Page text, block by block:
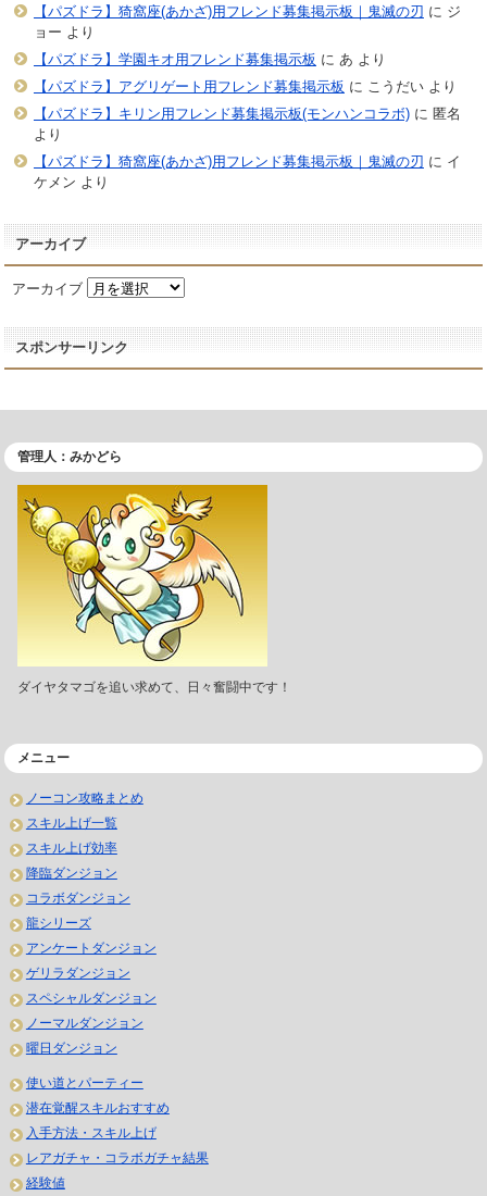
【パズドラ】猗窩座(あかざ)用フレンド募集掲示板｜鬼滅の刃 に ジ
ョー より
【パズドラ】学園キオ用フレンド募集掲示板 に あ より
【パズドラ】アグリゲート用フレンド募集掲示板 に こうだいより
【パズドラ】キリン用フレンド募集掲示板(モンハンコラボ)に 匿名
より
【パズドラ】猗窩座(あかざ)用フレンド募集掲示板｜鬼滅の刃 に イ
ケメン より
アーカイブ
アーカイブ
スポンサーリンク
管理人：みかどら
ダイヤタマゴを追い求めて、日々奮闘中です！
メニュー
ノーコン攻略まとめ
スキル上げ一覧
スキル上げ効率
降臨ダンジョン
コラボダンジョン
龍シリーズ
アンケートダンジョン
ゲリラダンジョン
スペシャルダンジョン
ノーマルダンジョン
曜日ダンジョン
使い道とパーティー
潜在覚醒スキルおすすめ
入手方法・スキル上げ
レアガチャ・コラボガチャ結果
経験値